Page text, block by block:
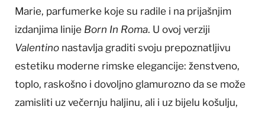
Marie, parfumerke koje su radile i na prijašnjim
izdanjima linije Born In Roma. U ovoj verziji
Valentino nastavlja graditi svoju prepoznatljivu
estetiku moderne rimske elegancije: ženstveno,
toplo, raskošno i dovoljno glamurozno da se može
zamisliti uz večernju haljinu, ali i uz bijelu košulju,